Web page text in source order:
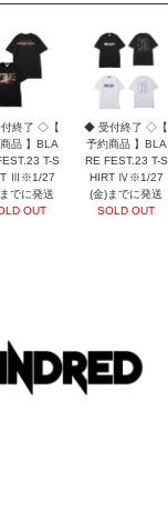
終了 ◇【
品 】BLA
T-S
Ⅲ※1/27
でに発送
OUT
◆ 受付終了 ◇【
予約商品 】BLA
RE FEST.23 T-S
HIRT Ⅳ※1/27
(金)までに発送
SOLD OUT